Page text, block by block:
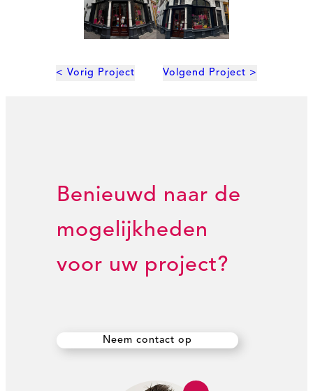
< Vorig Project Volgend Project >
Benieuwd naar de
mogelijkheden
voor uw project?
Neem contact op